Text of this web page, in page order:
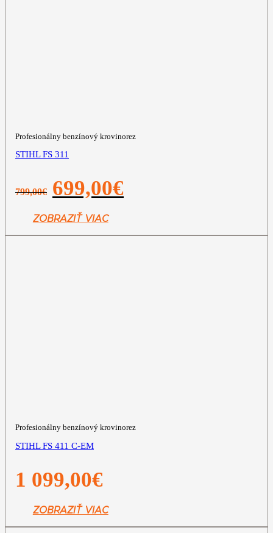
Profesionálny benzínový krovinorez
STIHL FS 311
799,00€
Pôvodná
cena
799,00€.
699,00€
ZOBRAZIŤ VIAC
Profesionálny benzínový krovinorez
STIHL FS 411 C-EM
1 099,00€
ZOBRAZIŤ VIAC